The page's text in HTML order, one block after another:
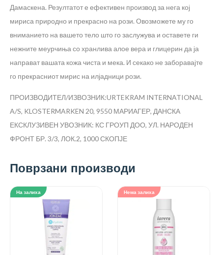
Дамаскена. Резултатот е ефективен производ за нега кој
мириса природно и прекрасно на рози. Овозможете му го
вниманието на вашето тело што го заслужува и оставете ги
нежните меурчиња со хранлива алое вера и глицерин да ја
направат вашата кожа чиста и мека. И секако не заборавајте
го прекрасниот мирис на илјадници рози.
ПРОИЗВОДИТЕЛ/ИЗВОЗНИК:URTEKRAM INTERNATIONAL
A/S, KLOSTERMARKEN 20, 9550 МАРИАГЕР, ДАНСКА
ЕКСКЛУЗИВЕН УВОЗНИК: КС ГРОУП ДОО, УЛ. НАРОДЕН
ФРОНТ БР. 3/3, ЛОК.2, 1000 СКОПЈЕ
Поврзани производи
На залиха Нема залиха